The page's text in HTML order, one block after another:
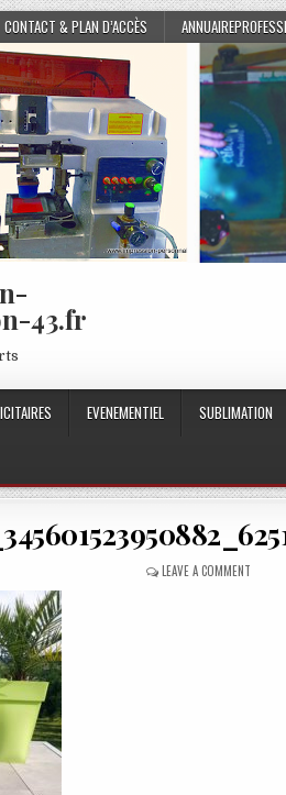
CONTACT & PLAN D’ACCÈS
43.fr
EVENEMENTIEL SUBLIMATION
LEAVE A COMMENTON